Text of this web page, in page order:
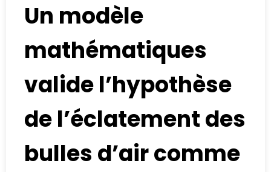
Un modèle
mathématiques
valide l’hypothèse
de l’éclatement des
bulles d’air comme